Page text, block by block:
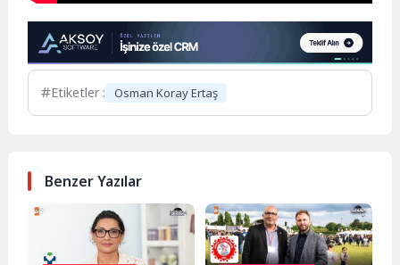
Etiketler : Osman Koray Ertaş
Benzer Yazılar